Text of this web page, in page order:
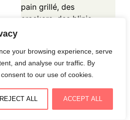
your browsing experience, serve
and analyse our traffic. By
to our use of cookies.
REJECT ALL ACCEPT ALL
pain grillé, des
crackers, des blinis
peuvent également
être utilisées
comme garniture
pour des sandwichs
ou des wraps.
Conservez-les au